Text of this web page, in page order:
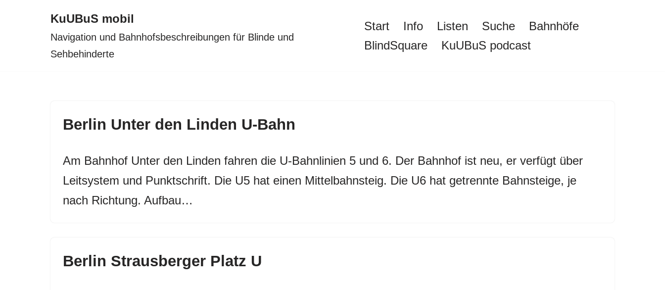
KuUBuS mobil
Navigation und Bahnhofsbeschreibungen für Blinde und
Sehbehinderte
Start Info Listen Suche
Bahnhöfe
BlindSquare
KuUBuS podcast
Berlin Unter den Linden U-Bahn
Am Bahnhof Unter den Linden fahren die U-Bahnlinien 5 und 6. Der Bahnhof ist neu, er verfügt über
Leitsystem und Punktschrift. Die U5 hat einen Mittelbahnsteig. Die U6 hat getrennte Bahnsteige, je
nach Richtung. Aufbau…
Berlin Strausberger Platz U